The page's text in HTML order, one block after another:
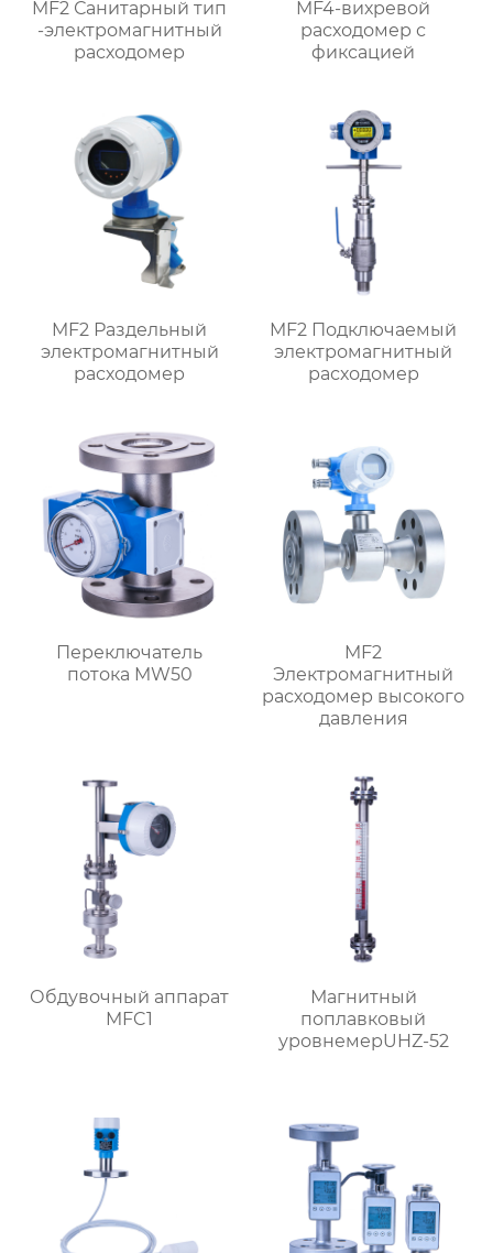
MF2 Санитарный тип
-электромагнитный
расходомер
MF4-вихревой
расходомер с
фиксацией
MF2 Раздельный
электромагнитный
расходомер
MF2 Подключаемый
электромагнитный
расходомер
Переключатель
потока MW50
MF2
Электромагнитный
расходомер высокого
давления
Обдувочный аппарат
MFC1
Магнитный
поплавковый
уровнемерUHZ-52